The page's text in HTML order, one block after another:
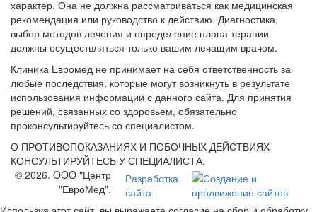
характер. Она не должна рассматриваться как медицинская
рекомендация или руководство к действию. Диагностика,
выбор методов лечения и определение плана терапии
должны осуществляться только вашим лечащим врачом.
Клиника Евромед не принимает на себя ответственность за
любые последствия, которые могут возникнуть в результате
использования информации с данного сайта. Для принятия
решений, связанных со здоровьем, обязательно
проконсультируйтесь со специалистом.
О ПРОТИВОПОКАЗАНИЯХ И ПОБОЧНЫХ ДЕЙСТВИЯХ
КОНСУЛЬТИРУЙТЕСЬ У СПЕЦИАЛИСТА.
© 2026. OOO "Центр
"ЕвроМед".
Разработка
сайта -